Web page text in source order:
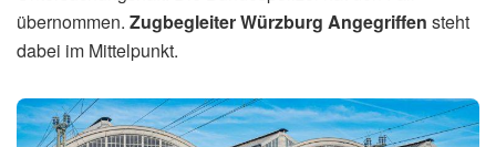
übernommen. Zugbegleiter Würzburg Angegriffen steht
dabei im Mittelpunkt.